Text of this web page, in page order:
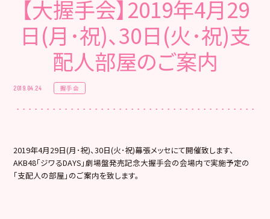
【大握手会】2019年4月29
日(月･祝)、30日(火･祝)支
配人部屋のご案内
2019.04.24 握手会
2019年4月29日(月･祝)、30日(火･祝)幕張メッセにて開催致します、
AKB48「ジワるDAYS」劇場盤発売記念大握手会の会場内で実施予定の
「支配人の部屋」のご案内を致します。